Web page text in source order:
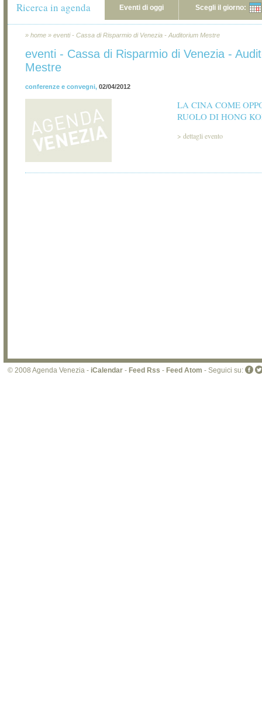
Ricerca in agenda Eventi di oggi Scegli il giorno:
» home » eventi - Cassa di Risparmio di Venezia - Auditorium Mestre
eventi - Cassa di Risparmio di Venezia -
Mestre
conferenze e convegni, 02/04/2012
LA CINA COME
RUOLO DI HONG
> dettagli evento
© 2008 Agenda Venezia - iCalendar - Feed Rss - Feed Atom - Seguici su: